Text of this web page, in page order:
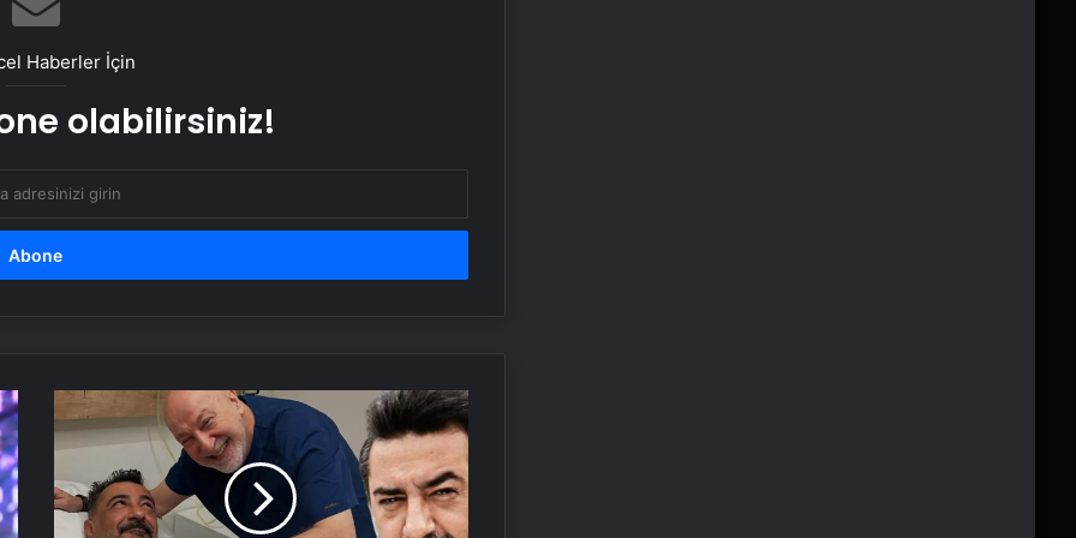
Maltepe metro istasyonunda
isabet
Serjoy : Dijital Medya Ajansı, Google
Reklam Ajansı, SEO Ajansı ve Web
Tasarım Ajansı
Haberler İçin
olabilirsiniz!
Celil
Nalçakan
ameliyat
masasına
yattı!
Operasyon